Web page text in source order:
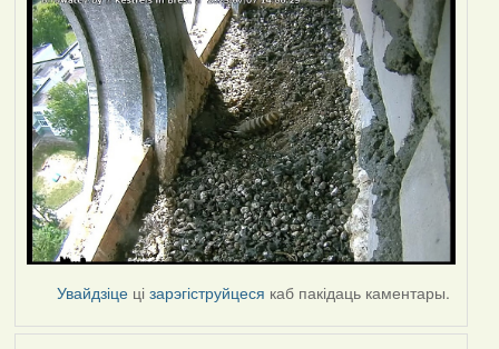
Увайдзіце цізарэгіструйцеся каб пакідаць каментары.